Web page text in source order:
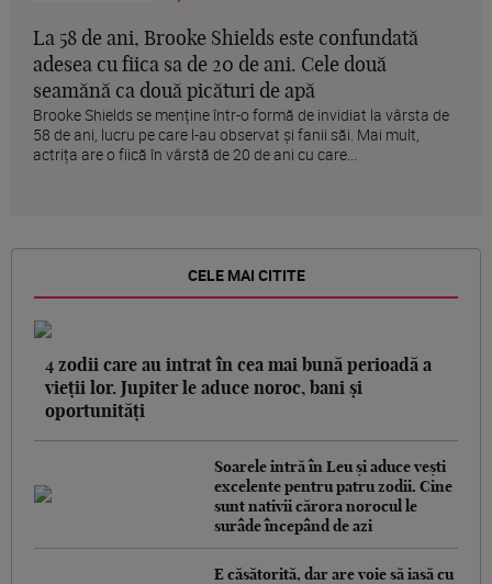
La 58 de ani, Brooke Shields este confundată
adesea cu fiica sa de 20 de ani. Cele două
seamănă ca două picături de apă
Brooke Shields se menține într-o formă de invidiat la vârsta de
58 de ani, lucru pe care l-au observat și fanii săi. Mai mult,
actrița are o fiică în vârstă de 20 de ani cu care...
CELE MAI CITITE
4 zodii care au intrat în cea mai bună perioadă a
vieții lor. Jupiter le aduce noroc, bani și
oportunități
Soarele intră în Leu și aduce vești
excelente pentru patru zodii. Cine
sunt nativii cărora norocul le
surâde începând de azi
E căsătorită, dar are voie să iasă cu